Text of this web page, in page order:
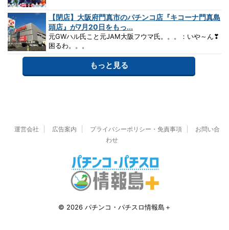
【閉店】大阪府門真市のパチンコ店『キコーナ門真島
頭店』が7月20日をもっ...
元GWハル氏こと元JAM大阪フウマ氏。。。：いや～ん❣
困るわ。。。
もっと見る
運営会社 広告案内 プライバシーポリシー・免責事項
お問い合
わせ
© 2026 パチンコ・パチスロ情報島＋